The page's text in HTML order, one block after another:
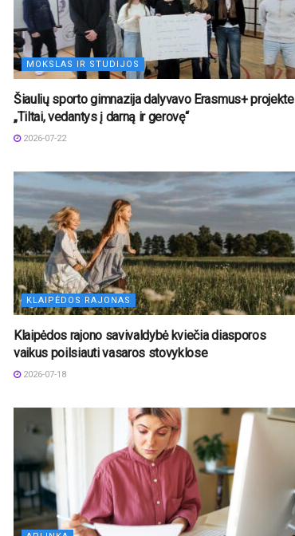
MOKSLAS IR STUDIJOS
Šiaulių sporto gimnazija dalyvavo Erasmus+ projekte
„Tiltai, vedantys į darną ir gerovę“
2026-07-22
KLAIPĖDOS RAJONAS
Klaipėdos rajono savivaldybė kviečia diasporos
vaikus poilsiauti vasaros stovyklose
2026-07-18